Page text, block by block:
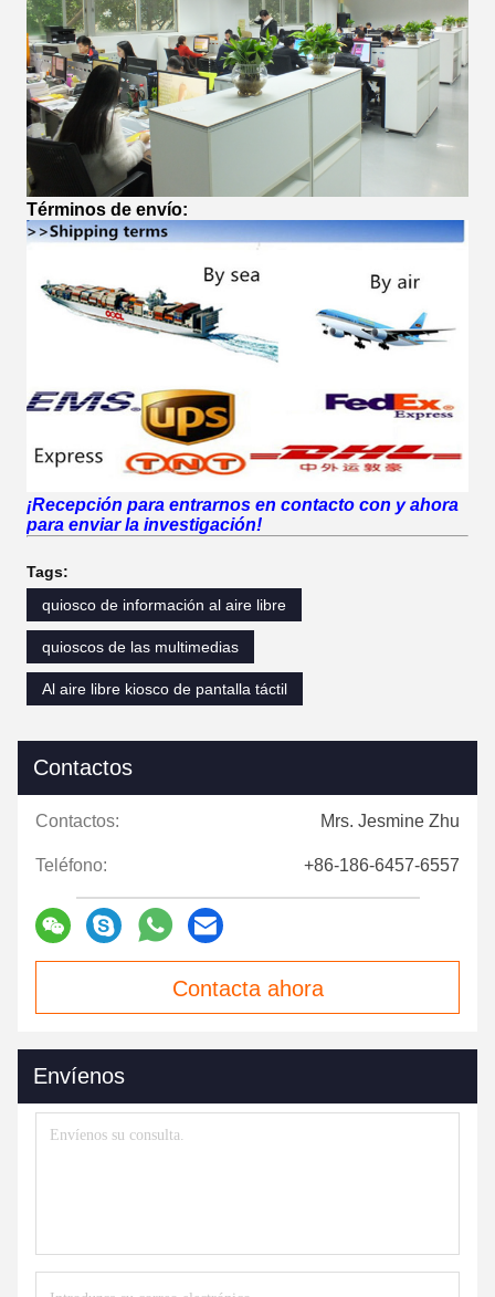
Términos de envío:
¡Recepción para entrarnos en contacto con y ahora
para enviar la investigación!
Tags:
quiosco de información al aire libre
quioscos de las multimedias
Al aire libre kiosco de pantalla táctil
Contactos
Contactos: Mrs. Jesmine Zhu
Teléfono: +86-186-6457-6557
Contacta ahora
Envíenos